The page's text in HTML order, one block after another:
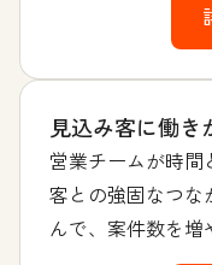
見込み客に働き
営業チームが時間
客との強固なつな
んで、案件数を増